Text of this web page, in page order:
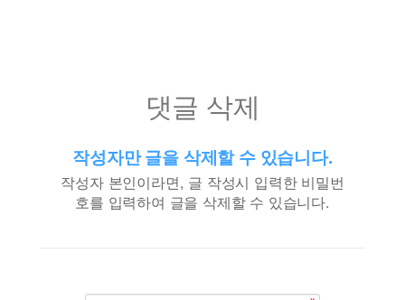
댓글 삭제
작성자만 글을 삭제할 수 있습니다.
작성자 본인이라면, 글 작성시 입력한 비밀번
호를 입력하여 글을 삭제할 수 있습니다.